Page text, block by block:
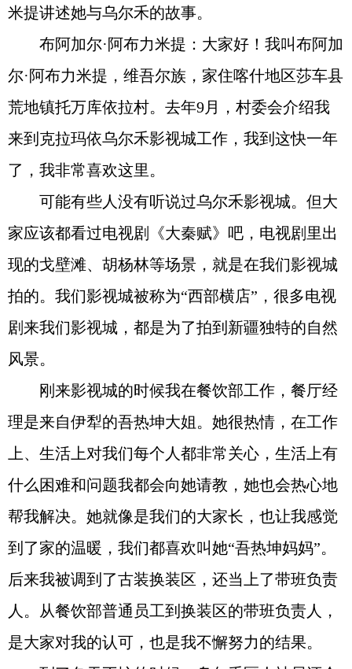
米提讲述她与乌尔禾的故事。
布阿加尔·阿布力米提：大家好！我叫布阿加
尔·阿布力米提，维吾尔族，家住喀什地区莎车县
荒地镇托万库依拉村。去年9月，村委会介绍我
来到克拉玛依乌尔禾影视城工作，我到这快一年
了，我非常喜欢这里。
可能有些人没有听说过乌尔禾影视城。但大
家应该都看过电视剧《大秦赋》吧，电视剧里出
现的戈壁滩、胡杨林等场景，就是在我们影视城
拍的。我们影视城被称为“西部横店”，很多电视
剧来我们影视城，都是为了拍到新疆独特的自然
风景。
刚来影视城的时候我在餐饮部工作，餐厅经
理是来自伊犁的吾热坤大姐。她很热情，在工作
上、生活上对我们每个人都非常关心，生活上有
什么困难和问题我都会向她请教，她也会热心地
帮我解决。她就像是我们的大家长，也让我感觉
到了家的温暖，我们都喜欢叫她“吾热坤妈妈”。
后来我被调到了古装换装区，还当上了带班负责
人。从餐饮部普通员工到换装区的带班负责人，
是大家对我的认可，也是我不懈努力的结果。